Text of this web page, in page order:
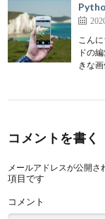
こん
ドの
きな
コメントを書く
メールアドレスが公開さ
項目です
コメント